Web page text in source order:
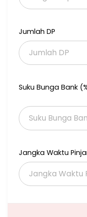
Kawasan Komersil
Pusat Kuliner
Mini Market
Lapangan Olah Raga
Akses transportasi yang
Angkot Trayek 111
Stasiun Citayam (3,7 km)
Fasilitas pendukung di
Sekolah Koperasi
Water Park (3,3 km)
Rumah Sakit Citama (4,4
Jumlah DP
Suku Bunga Bank
Jangka Waktu